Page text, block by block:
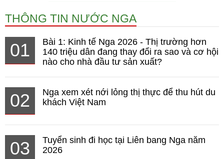
THÔNG TIN NƯỚC NGA
01
Bài 1: Kinh tế Nga 2026 - Thị trường hơn
140 triệu dân đang thay đổi ra sao và cơ hội
nào cho nhà đầu tư sản xuất?
02
Nga xem xét nới lỏng thị thực để thu hút du
khách Việt Nam
03
Tuyển sinh đi học tại Liên bang Nga năm
2026